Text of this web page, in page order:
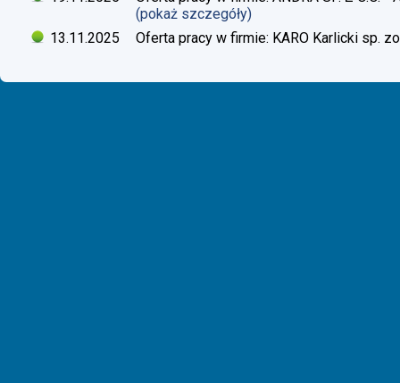
(pokaż szczegóły)
13.11.2025
Oferta pracy w firmie: KARO Karlicki sp.